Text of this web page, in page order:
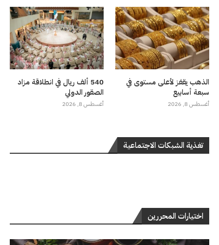
الذهب يقفز لأعلى مستوى في
سبعة أسابيع
أغسطس 8, 2026
540 ألف ريال في انطلاقة مزاد
الصقور الدولي
أغسطس 8, 2026
تغذية الشبكات الاجتماعية
اختيارات المحررين